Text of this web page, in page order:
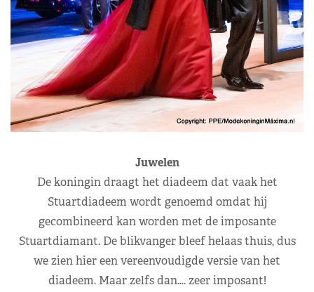
Juwelen
De koningin draagt het diadeem dat vaak het
Stuartdiadeem wordt genoemd omdat hij
gecombineerd kan worden met de imposante
Stuartdiamant. De blikvanger bleef helaas thuis, dus
we zien hier een vereenvoudigde versie van het
diadeem. Maar zelfs dan…. zeer imposant!